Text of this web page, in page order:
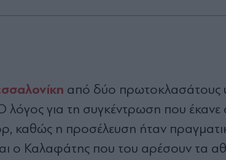
από δύο πρωτοκλασάτους
λόγος για τη συγκέντρωση που
καθώς η προσέλευση ήταν
ο Καλαφάτης που του αρέσουν τα